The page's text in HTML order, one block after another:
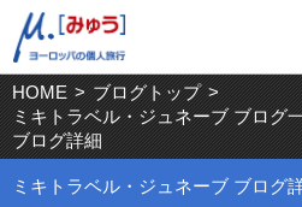
HOME > ブログトップ >
ミキトラベル・ジュネーブ ブログ
ブログ詳細
ミキトラベル・ジュネーブ ブログ